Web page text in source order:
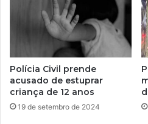
Polícia Civil prende
acusado de estuprar
criança de 12 anos
19 de setembro de 2024